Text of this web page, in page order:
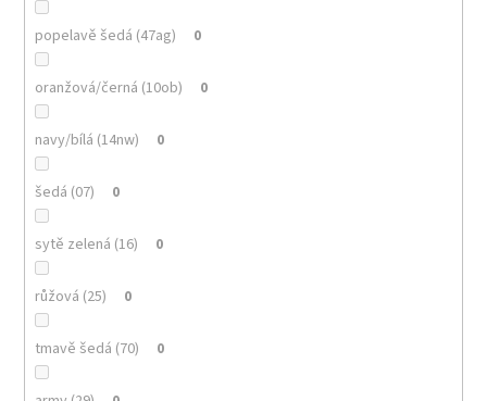
popelavě šedá (47ag) 0
oranžová/černá (10ob) 0
navy/bílá (14nw) 0
šedá (07) 0
sytě zelená (16) 0
růžová (25) 0
tmavě šedá (70) 0